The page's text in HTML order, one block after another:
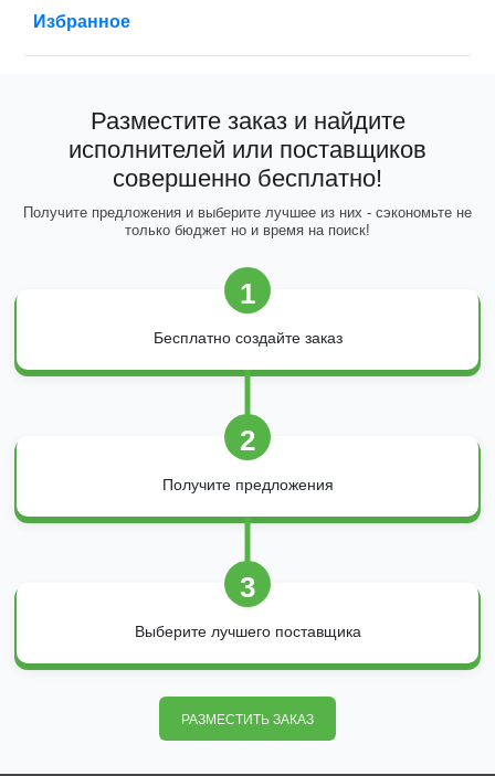
Избранное
Разместите заказ и найдите
исполнителей или поставщиков
совершенно бесплатно!
Получите предложения и выберите лучшее из них - сэкономьте не
только бюджет но и время на поиск!
1
Бесплатно создайте заказ
2
Получите предложения
3
Выберите лучшего поставщика
РАЗМЕСТИТЬ ЗАКАЗ